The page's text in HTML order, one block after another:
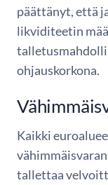
päättänyt, että
likviditeetin
ohjauskorkona.
Kaikki
tallettaa